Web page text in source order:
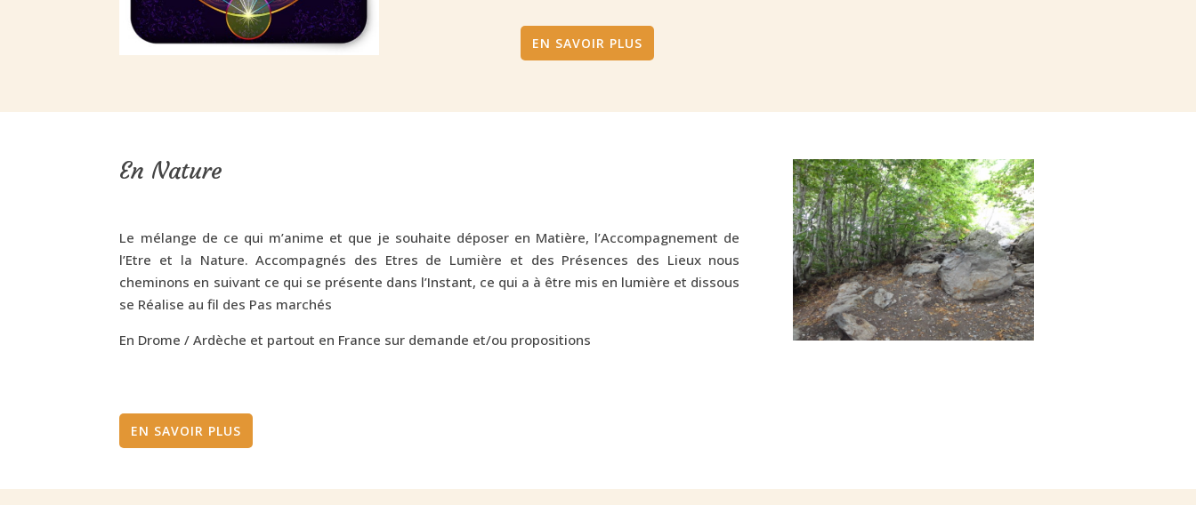
EN SAVOIR PLUS
En Nature
Le mélange de ce qui m’anime et que je souhaite déposer en Matière, l’Accompagnement de
l’Etre et la Nature. Accompagnés des Etres de Lumière et des Présences des Lieux nous
cheminons en suivant ce qui se présente dans l’Instant, ce qui a à être mis en lumière et dissous
se Réalise au fil des Pas marchés
En Drome / Ardèche et partout en France sur demande et/ou propositions
EN SAVOIR PLUS